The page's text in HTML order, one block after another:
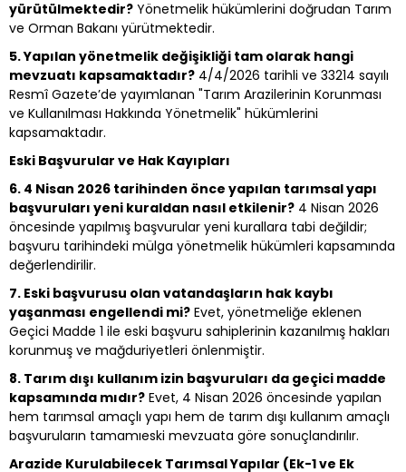
yürütülmektedir? Yönetmelik hükümlerini doğrudan Tarım
ve Orman Bakanı yürütmektedir.
5. Yapılan yönetmelik değişikliği tam olarak hangi
mevzuatı kapsamaktadır? 4/4/2026 tarihli ve 33214 sayılı
Resmî Gazete’de yayımlanan "Tarım Arazilerinin Korunması
ve Kullanılması Hakkında Yönetmelik" hükümlerini
kapsamaktadır.
Eski Başvurular ve Hak Kayıpları
6. 4 Nisan 2026 tarihinden önce yapılan tarımsal yapı
başvuruları yeni kuraldan nasıl etkilenir? 4 Nisan 2026
öncesinde yapılmış başvurular yeni kurallara tabi değildir;
başvuru tarihindeki mülga yönetmelik hükümleri kapsamında
değerlendirilir.
7. Eski başvurusu olan vatandaşların hak kaybı
yaşanması engellendi mi? Evet, yönetmeliğe eklenen
Geçici Madde 1 ile eski başvuru sahiplerinin kazanılmış hakları
korunmuş ve mağduriyetleri önlenmiştir.
8. Tarım dışı kullanım izin başvuruları da geçici madde
kapsamında mıdır? Evet, 4 Nisan 2026 öncesinde yapılan
hem tarımsal amaçlı yapı hem de tarım dışı kullanım amaçlı
başvuruların tamamıeski mevzuata göre sonuçlandırılır.
Arazide Kurulabilecek Tarımsal Yapılar (Ek-1 ve Ek